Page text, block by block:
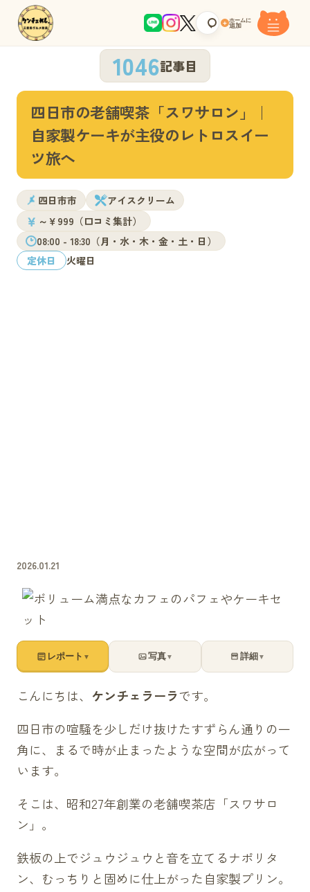
+ ホームに
追加
1046記事目
四日市の老舗喫茶「スワサロン」｜
自家製ケーキが主役のレトロスイー
ツ旅へ
四日市市 アイスクリーム
￥ ～￥999（口コミ集計）
08:00 - 18:30（月・水・木・金・土・日）
定休日
火曜日
2026.01.21
レポート ▼ 写真▼ 詳細 ▼
こんにちは、 ケンチェラーラです。
四日市の喧騒を少しだけ抜けたすずらん通りの一
角に、まるで時が止まったような空間が広がって
います。
そこは、昭和27年創業の老舗喫茶店「スワサロ
ン」。
鉄板の上でジュウジュウと音を立てるナポリタ
ン、むっちりと固めに仕上がった自家製プリン。